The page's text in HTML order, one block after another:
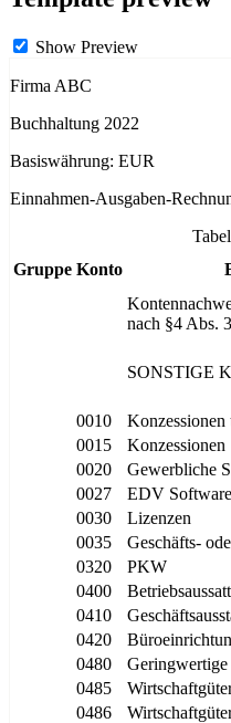
Show Preview
Firma ABC
Buchhaltung 2022
Basiswährung: EUR
Einnahmen-Ausgaben-
Gruppe Konto
nach §4 Abs.
SONSTIGE
0010
0015
Konzessionen
0020
Gewerbliche
0027
EDV Software
0030
Lizenzen
0035
Geschäfts-
0320
PKW
0400
0410
0420
0480
0485
0486